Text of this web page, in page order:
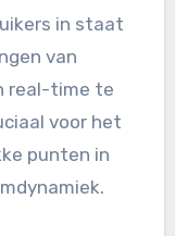
in staat
van
real-time te
voor het
punten in